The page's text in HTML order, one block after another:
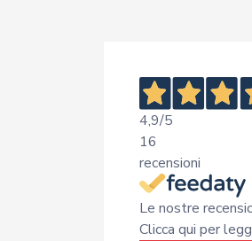
4,9/5
16
recensioni
Le nostre
Clicca qui per